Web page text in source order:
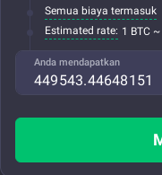
Semua biaya termasuk
Estimated rate: 1 BTC
Anda mendapatkan